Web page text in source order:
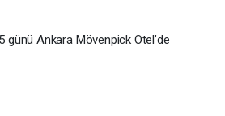
günü Ankara Mövenpick Otel’de